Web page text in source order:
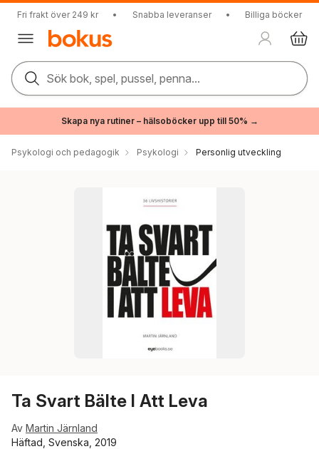
Fri frakt över 249 kr • Snabba leveranser • Billiga böcker
Sök bok, spel, pussel, penna...
Skapa nya rutiner – hälsoböcker upp till 50% →
Psykologi och pedagogik Psykologi Personlig utveckling
Ta Svart Bälte I Att Leva
Av Martin Järnland
Häftad, Svenska, 2019